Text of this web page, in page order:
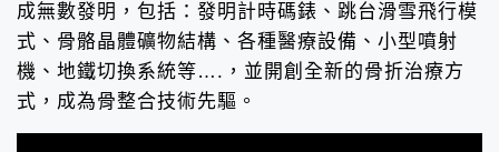
成無數發明，包括：發明計時碼錶、跳台滑雪飛行模
式、骨骼晶體礦物結構、各種醫療設備、小型噴射
機、地鐵切換系統等….，並開創全新的骨折治療方
式，成為骨整合技術先驅。